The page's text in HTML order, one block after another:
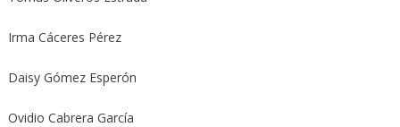
Irma Cáceres Pérez
Daisy Gómez Esperón
Ovidio Cabrera García